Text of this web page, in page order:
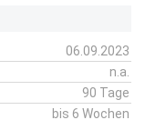
06.09.2023
n.a.
90 Tage
bis 6 Wochen